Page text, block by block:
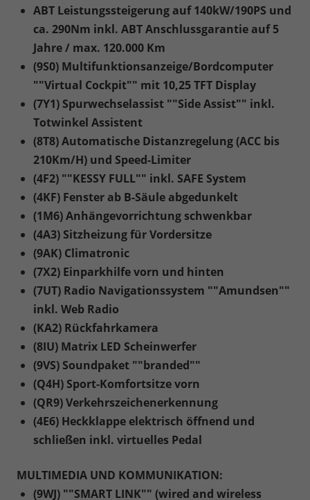
ABT Leistungssteigerung auf 140kW/190PS und
ca. 290Nm inkl. ABT Anschlussgarantie auf 5
Jahre / max. 120.000 Km
(9S0) Multifunktionsanzeige/Bordcomputer
""Virtual Cockpit"" mit 10,25 TFT Display
(7Y1) Spurwechselassist ""Side Assist"" inkl.
Totwinkel Assistent
(8T8) Automatische Distanzregelung (ACC bis
210Km/H) und Speed-Limiter
(4F2) ""KESSY FULL"" inkl. SAFE System
(4KF) Fenster ab B-Säule abgedunkelt
(1M6) Anhängevorrichtung schwenkbar
(4A3) Sitzheizung für Vordersitze
(9AK) Climatronic
(7X2) Einparkhilfe vorn und hinten
(7UT) Radio Navigationssystem ""Amundsen""
inkl. Web Radio
(KA2) Rückfahrkamera
(8IU) Matrix LED Scheinwerfer
(9VS) Soundpaket ""branded""
(Q4H) Sport-Komfortsitze vorn
(QR9) Verkehrszeichenerkennung
(4E6) Heckklappe elektrisch öffnend und
schließen inkl. virtuelles Pedal
MULTIMEDIA UND KOMMUNIKATION:
(9WJ) ""SMART LINK"" (wired and wireless